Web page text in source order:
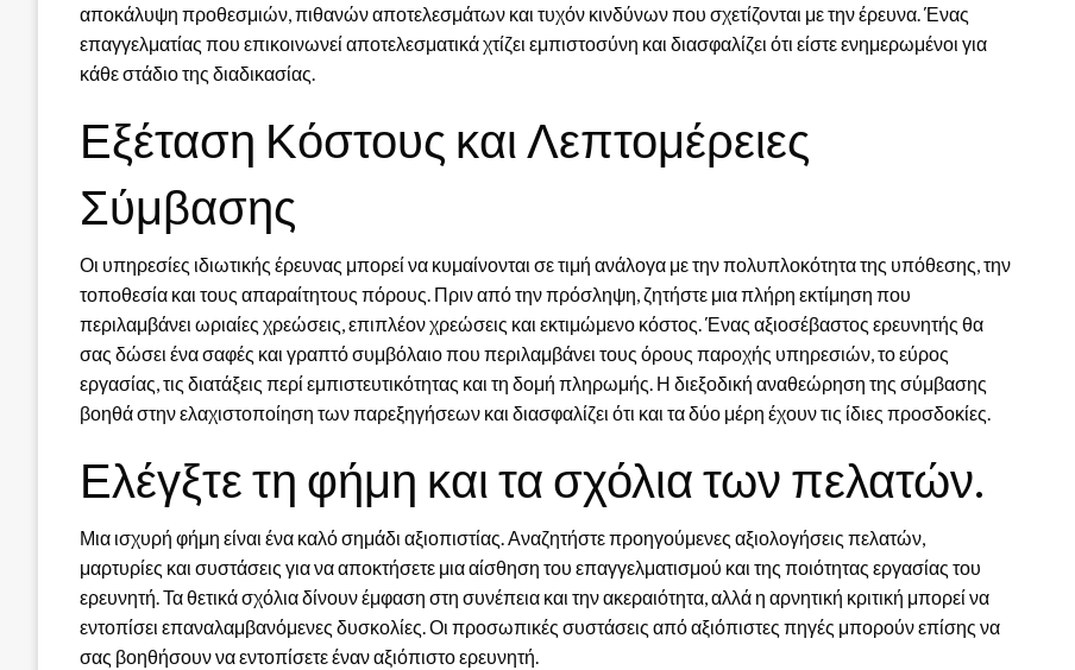
αποκάλυψη προθεσμιών, πιθανών αποτελεσμάτων και τυχόν κινδύνων που σχετίζονται με την έρευνα. Ένας
επαγγελματίας που επικοινωνεί αποτελεσματικά χτίζει εμπιστοσύνη και διασφαλίζει ότι είστε ενημερωμένοι για
κάθε στάδιο της διαδικασίας.
Εξέταση Κόστους και Λεπτομέρειες
Σύμβασης
Οι υπηρεσίες ιδιωτικής έρευνας μπορεί να κυμαίνονται σε τιμή ανάλογα με την πολυπλοκότητα της υπόθεσης, την
τοποθεσία και τους απαραίτητους πόρους. Πριν από την πρόσληψη, ζητήστε μια πλήρη εκτίμηση που
περιλαμβάνει ωριαίες χρεώσεις, επιπλέον χρεώσεις και εκτιμώμενο κόστος. Ένας αξιοσέβαστος ερευνητής θα
σας δώσει ένα σαφές και γραπτό συμβόλαιο που περιλαμβάνει τους όρους παροχής υπηρεσιών, το εύρος
εργασίας, τις διατάξεις περί εμπιστευτικότητας και τη δομή πληρωμής. Η διεξοδική αναθεώρηση της σύμβασης
βοηθά στην ελαχιστοποίηση των παρεξηγήσεων και διασφαλίζει ότι και τα δύο μέρη έχουν τις ίδιες προσδοκίες.
Ελέγξτε τη φήμη και τα σχόλια των πελατών.
Μια ισχυρή φήμη είναι ένα καλό σημάδι αξιοπιστίας. Αναζητήστε προηγούμενες αξιολογήσεις πελατών,
μαρτυρίες και συστάσεις για να αποκτήσετε μια αίσθηση του επαγγελματισμού και της ποιότητας εργασίας του
ερευνητή. Τα θετικά σχόλια δίνουν έμφαση στη συνέπεια και την ακεραιότητα, αλλά η αρνητική κριτική μπορεί να
εντοπίσει επαναλαμβανόμενες δυσκολίες. Οι προσωπικές συστάσεις από αξιόπιστες πηγές μπορούν επίσης να
σας βοηθήσουν να εντοπίσετε έναν αξιόπιστο ερευνητή.